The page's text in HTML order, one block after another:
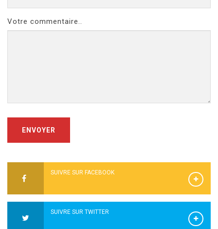
Votre commentaire..
ENVOYER
SUIVRE SUR FACEBOOK
SUIVRE SUR TWITTER